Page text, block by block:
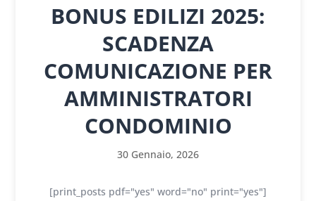
BONUS EDILIZI 2025:
SCADENZA
COMUNICAZIONE PER
AMMINISTRATORI
CONDOMINIO
30 Gennaio, 2026
[print_posts pdf="yes" word="no" print="yes"]